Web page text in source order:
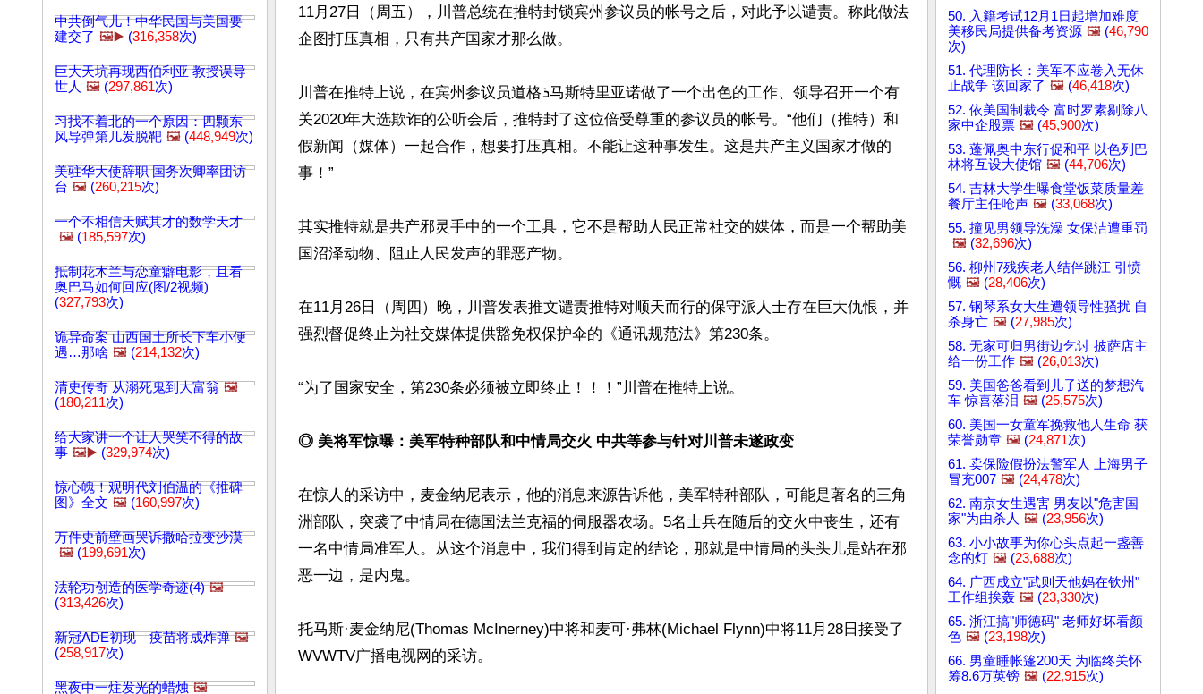
中共倒气儿！中华民国与美国要
建交了 🖼️▶️ (316,358次)
巨大天坑再现西伯利亚 教授误导
世人 🖼️ (297,861次)
习找不着北的一个原因：四颗东
风导弹第几发脱靶 🖼️ (448,949次)
美驻华大使辞职 国务次卿率团访
台 🖼️ (260,215次)
一个不相信天赋其才的数学天才
🖼️ (185,597次)
抵制花木兰与恋童癖电影，且看
奥巴马如何回应(图/2视频)
(327,793次)
诡异命案 山西国土所长下车小便
遇…那啥 🖼️ (214,132次)
清史传奇 从溺死鬼到大富翁 🖼️
(180,211次)
给大家讲一个让人哭笑不得的故
事 🖼️▶️ (329,974次)
惊心魄！观明代刘伯温的《推碑
图》全文 🖼️ (160,997次)
万件史前壁画哭诉撒哈拉变沙漠
🖼️ (199,691次)
法轮功创造的医学奇迹(4) 🖼️
(313,426次)
新冠ADE初现 疫苗将成炸弹 🖼️
(258,917次)
黑夜中一炷发光的蜡烛 🖼️
11月27日（周五），川普总统在推特封锁宾州参议员的帐号之后，对此予以谴责。称此做法
企图打压真相，只有共产国家才那么做。
川普在推特上说，在宾州参议员道格ܪ马斯特里亚诺做了一个出色的工作、领导召开一个有
关2020年大选欺诈的公听会后，推特封了这位倍受尊重的参议员的帐号。“他们（推特）和
假新闻（媒体）一起合作，想要打压真相。不能让这种事发生。这是共产主义国家才做的
事！”
其实推特就是共产邪灵手中的一个工具，它不是帮助人民正常社交的媒体，而是一个帮助美
国沼泽动物、阻止人民发声的罪恶产物。
在11月26日（周四）晚，川普发表推文谴责推特对顺天而行的保守派人士存在巨大仇恨，并
强烈督促终止为社交媒体提供豁免权保护伞的《通讯规范法》第230条。
“为了国家安全，第230条必须被立即终止！！！”川普在推特上说。
◎ 美将军惊曝：美军特种部队和中情局交火 中共等参与针对川普未遂政变
在惊人的采访中，麦金纳尼表示，他的消息来源告诉他，美军特种部队，可能是著名的三角
洲部队，突袭了中情局在德国法兰克福的伺服器农场。5名士兵在随后的交火中丧生，还有
一名中情局准军人。从这个消息中，我们得到肯定的结论，那就是中情局的头头儿是站在邪
恶一边，是内鬼。
托马斯·麦金纳尼(Thomas McInerney)中将和麦可·弗林(Michael Flynn)中将11月28日接受了
WVWTV广播电视网的采访。
50. 入籍考试12月1日起增加难度
美移民局提供备考资源 🖼️ (46,790
次)
51. 代理防长：美军不应卷入无休
止战争 该回家了 🖼️ (46,418次)
52. 依美国制裁令 富时罗素剔除八
家中企股票 🖼️ (45,900次)
53. 蓬佩奥中东行促和平 以色列巴
林将互设大使馆 🖼️ (44,706次)
54. 吉林大学生曝食堂饭菜质量差
餐厅主任呛声 🖼️ (33,068次)
55. 撞见男领导洗澡 女保洁遭重罚
🖼️ (32,696次)
56. 柳州7残疾老人结伴跳江 引愤
慨 🖼️ (28,406次)
57. 钢琴系女大生遭领导性骚扰 自
杀身亡 🖼️ (27,985次)
58. 无家可归男街边乞讨 披萨店主
给一份工作 🖼️ (26,013次)
59. 美国爸爸看到儿子送的梦想汽
车 惊喜落泪 🖼️ (25,575次)
60. 美国一女童军挽救他人生命 获
荣誉勋章 🖼️ (24,871次)
61. 卖保险假扮法警军人 上海男子
冒充007 🖼️ (24,478次)
62. 南京女生遇害 男友以"危害国
家"为由杀人 🖼️ (23,956次)
63. 小小故事为你心头点起一盏善
念的灯 🖼️ (23,688次)
64. 广西成立"武则天他妈在钦州"
工作组挨轰 🖼️ (23,330次)
65. 浙江搞"师德码" 老师好坏看颜
色 🖼️ (23,198次)
66. 男童睡帐篷200天 为临终关怀
筹8.6万英镑 🖼️ (22,915次)